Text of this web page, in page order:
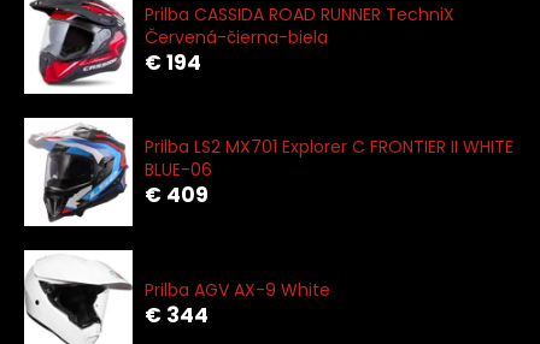
Prilba CASSIDA ROAD RUNNER TechniX
Červená-čierna-biela
€ 194
Prilba LS2 MX701 Explorer C FRONTIER II WHITE
BLUE-06
€ 409
Prilba AGV AX-9 White
€ 344